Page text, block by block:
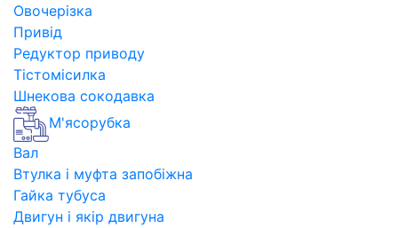
Овочерізка
Привід
Редуктор приводу
Тістомісилка
Шнекова сокодавка
М'ясорубка
Вал
Втулка і муфта запобіжна
Гайка тубуса
Двигун і якір двигуна